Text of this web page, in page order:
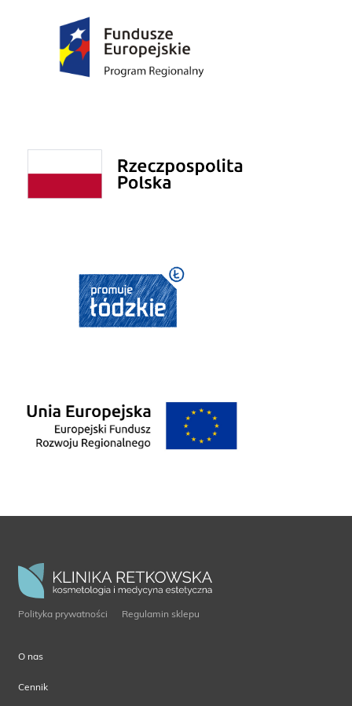
Polityka prywatności Regulamin sklepu
O nas
Cennik